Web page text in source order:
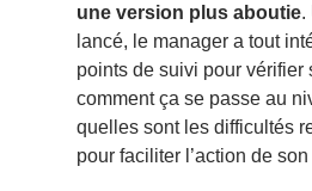
une version plus aboutie.
lancé, le manager a tout
points de suivi pour vérifier
comment ça se passe au
quelles sont les difficultés
pour faciliter l’action de